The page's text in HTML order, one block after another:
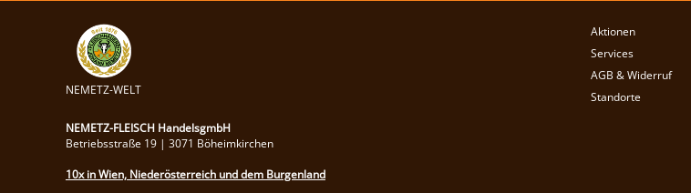
NEMETZ-WELT
Aktionen
Services
AGB & Widerruf
Standorte
NEMETZ-FLEISCH HandelsgmbH
Betriebsstraße 19 | 3071 Böheimkirchen
10x in Wien, Niederösterreich und dem Burgenland